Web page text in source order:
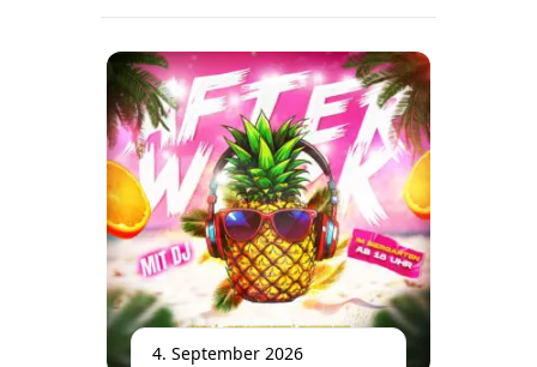
4. September 2026